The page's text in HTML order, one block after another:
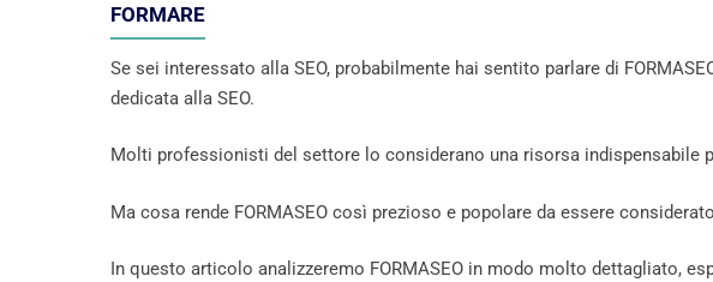
FORMARE
Se sei interessato alla SEO, probabilmente hai sentito parlare di
dedicata alla SEO.
Molti professionisti del settore lo considerano una risorsa indispensabile
Ma cosa rende FORMASEO così prezioso e popolare da essere
In questo articolo analizzeremo FORMASEO in modo molto dettagliato,